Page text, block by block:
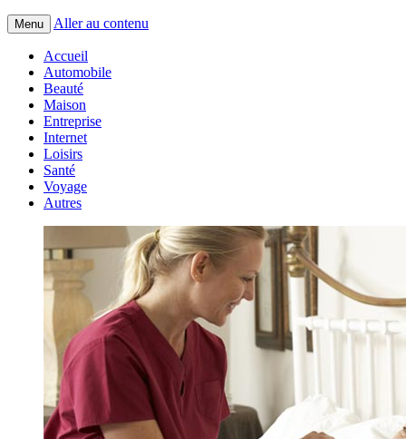
Menu Aller au contenu
Accueil
Automobile
Beauté
Maison
Entreprise
Internet
Loisirs
Santé
Voyage
Autres